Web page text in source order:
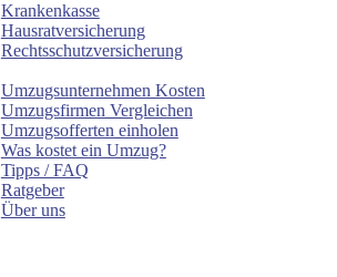
Krankenkasse
Hausratversicherung
Rechtsschutzversicherung
Umzugsunternehmen Kosten
Umzugsfirmen Vergleichen
Umzugsofferten einholen
Was kostet ein Umzug?
Tipps / FAQ
Ratgeber
Über uns